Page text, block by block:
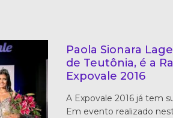
Paola Sionara
de Teutônia, é a
Expovale 2016
A Expovale 2016 já tem
Em evento realizado